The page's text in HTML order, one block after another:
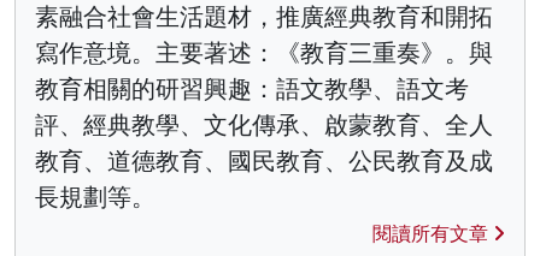
素融合社會生活題材，推廣經典教育和開拓
寫作意境。主要著述：《教育三重奏》。與
教育相關的研習興趣：語文教學、語文考
評、經典教學、文化傳承、啟蒙教育、全人
教育、道德教育、國民教育、公民教育及成
長規劃等。
閱讀所有文章